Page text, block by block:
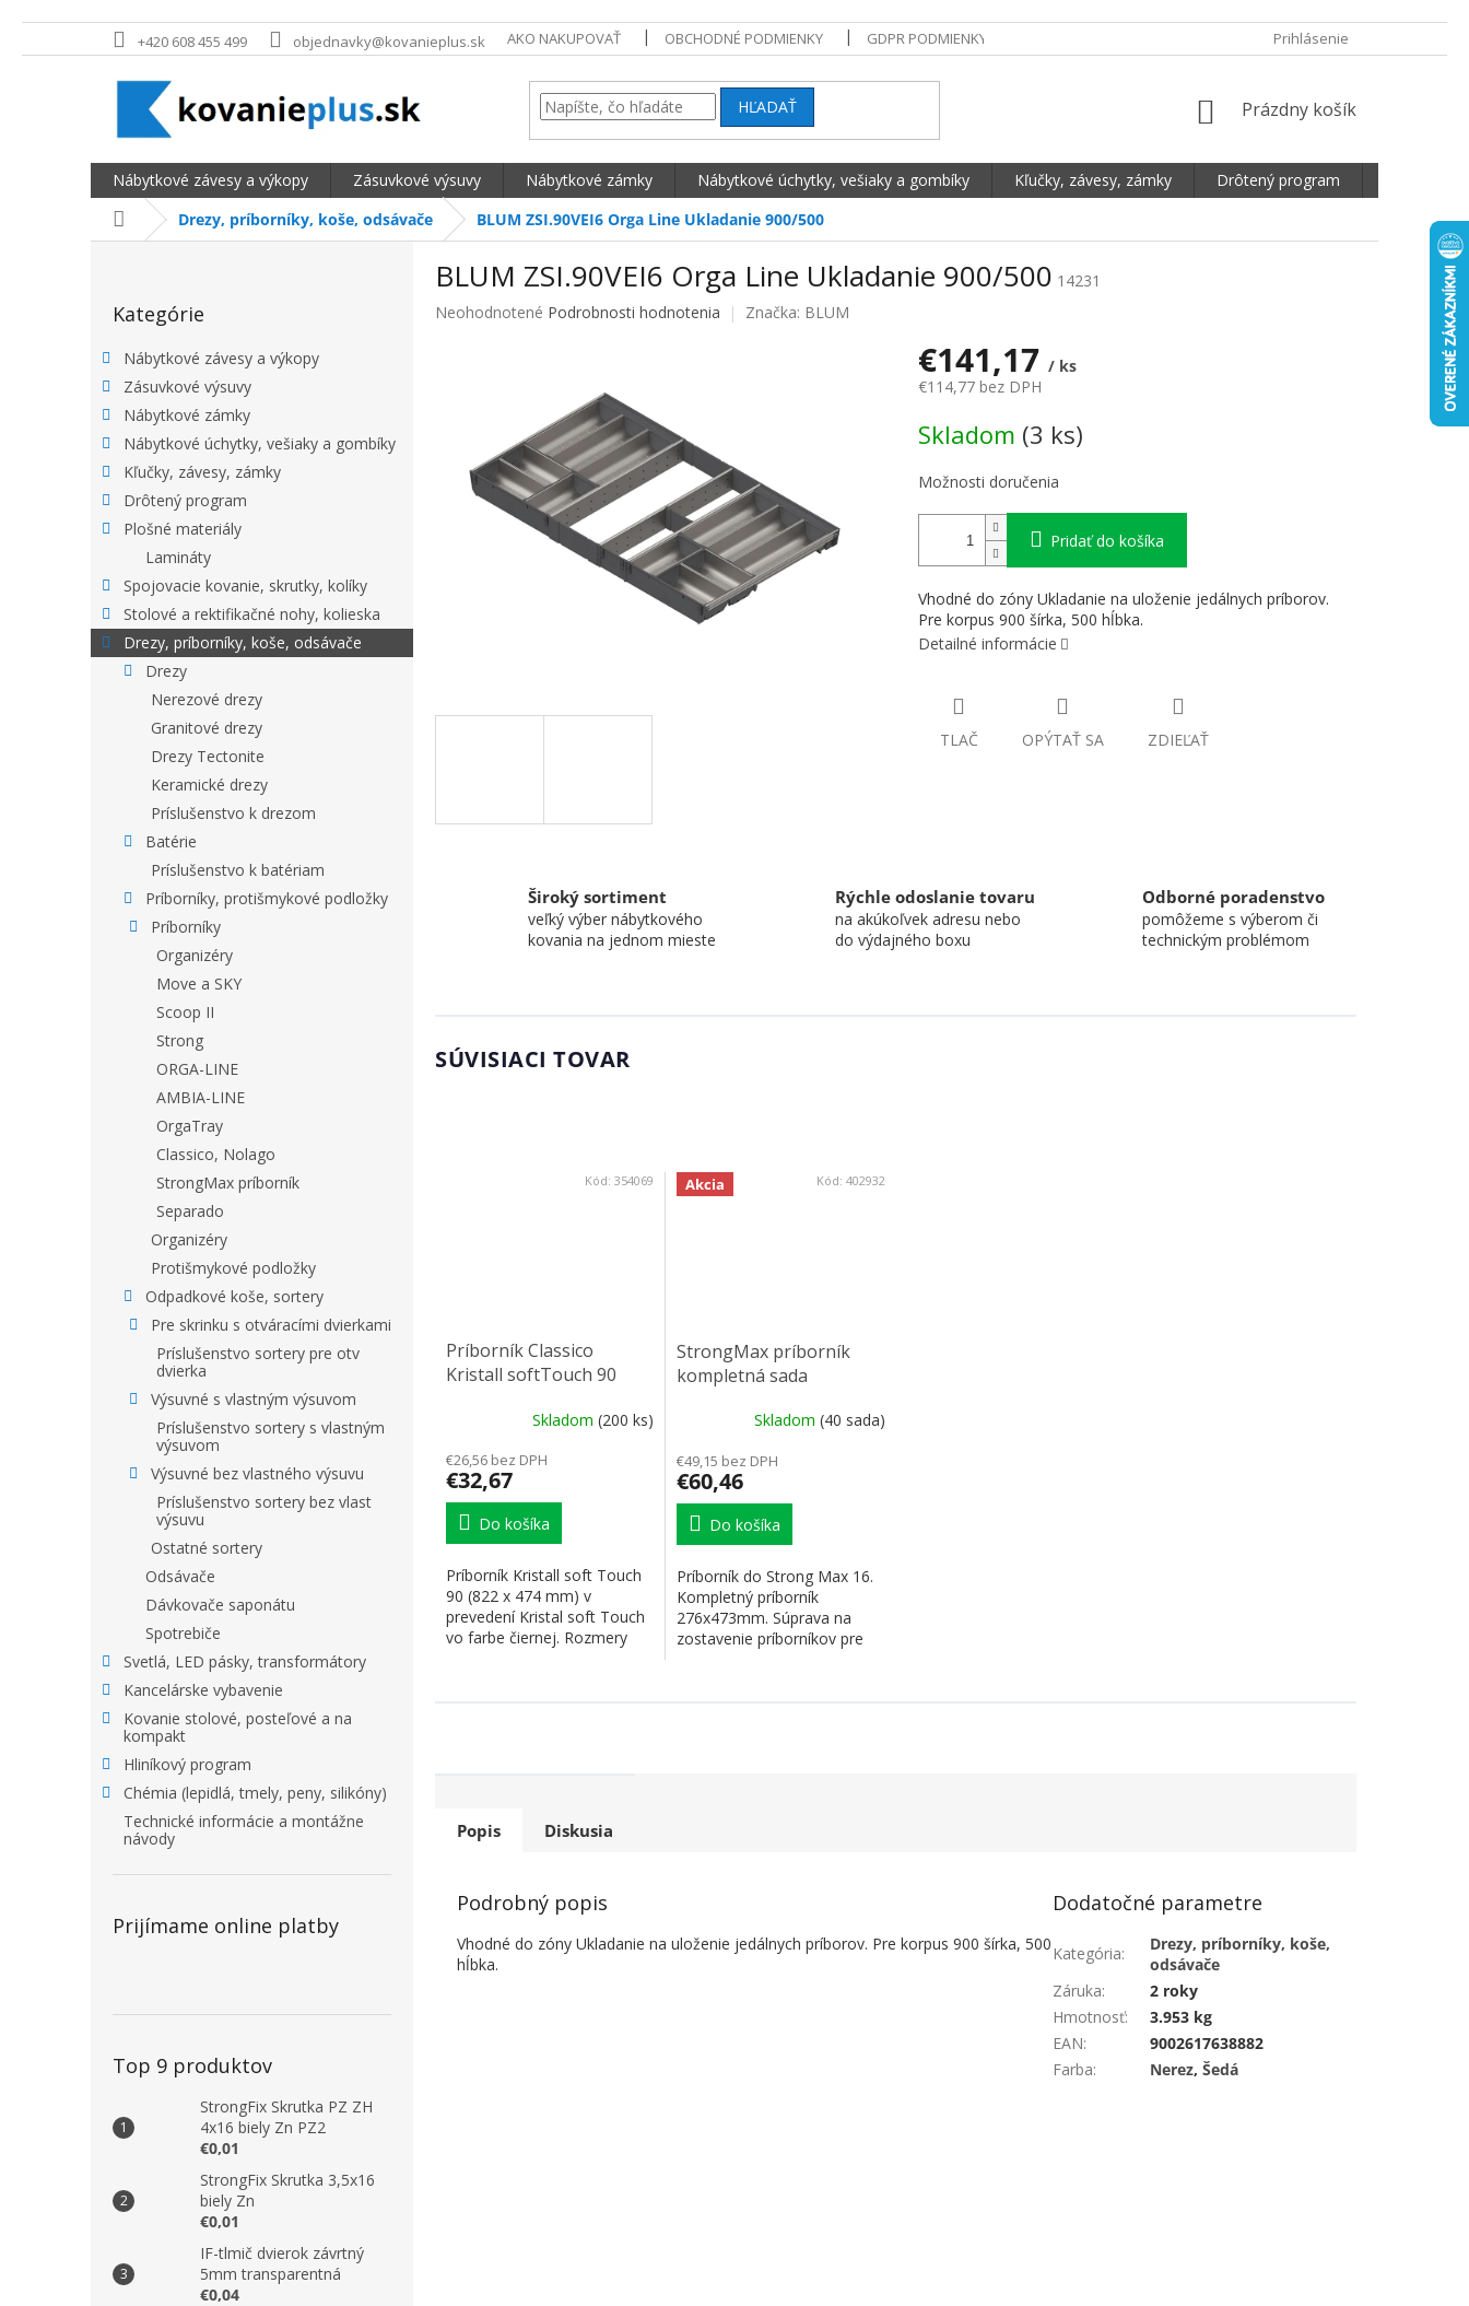
Prejsť na obsah +420 608 455 499 objednavky@kovanieplus.sk AKO NAKUPOVAŤ OBCHODNÉ PODMIENKY GDPR PODMIENKY OCHRANY OSOBNÝCH ÚDAJOV DOPRAVA A PLATBA
Prihlásenie
HĽADAŤ NÁKUPNÝ KOŠÍK
Prázdny košík
Nábytkové závesy a výkopy Zásuvkové výsuvy Nábytkové zámky Nábytkové úchytky, vešiaky a gombíky Kľučky, závesy, zámky Drôtený program
DomovDrezy, príborníky, koše, odsávače BLUM ZSI.90VEI6 Orga Line Ukladanie 900/500
BOČNÝ PANEL
Kategórie
Nábytkové závesy a výkopy
Zásuvkové výsuvy
Nábytkové zámky
Nábytkové úchytky, vešiaky a gombíky
Kľučky, závesy, zámky
Drôtený program
Plošné materiály
Lamináty
Spojovacie kovanie, skrutky, kolíky
Stolové a rektifikačné nohy, kolieska
Drezy, príborníky, koše, odsávače
Drezy
Nerezové drezy
Granitové drezy
Drezy Tectonite
Keramické drezy
Príslušenstvo k drezom
Batérie
Príslušenstvo k batériam
Príborníky, protišmykové podložky
Príborníky
Organizéry
Move a SKY
Scoop II
Strong
ORGA-LINE
AMBIA-LINE
OrgaTray
Classico, Nolago
StrongMax príborník
Separado
Organizéry
Protišmykové podložky
Odpadkové koše, sortery
Pre skrinku s otváracími dvierkami
Príslušenstvo sortery pre otv
dvierka
Výsuvné s vlastným výsuvom
Príslušenstvo sortery s vlastným
výsuvom
Výsuvné bez vlastného výsuvu
Príslušenstvo sortery bez vlast
výsuvu
Ostatné sortery
Odsávače
Dávkovače saponátu
Spotrebiče
Svetlá, LED pásky, transformátory
Kancelárske vybavenie
Kovanie stolové, posteľové a na
kompakt
Hliníkový program
Chémia (lepidlá, tmely, peny, silikóny)
Technické informácie a montážne
návody
Prijímame online platby
Top 9 produktov
StrongFix Skrutka PZ ZH
4x16 biely Zn PZ2
€0,01
StrongFix Skrutka 3,5x16
biely Zn
€0,01
IF-tlmič dvierok závrtný
5mm transparentná
€0,04
BLUM ZSI.90VEI6 Orga Line Ukladanie 900/500 14231
Priemerné hodnotenie produktu je 0,0 z 5 hviezdičiek.
Neohodnotené Podrobnosti hodnotenia Značka: BLUM
€141,17 / ks
€114,77 bez DPH
Skladom (3 ks)
Možnosti doručenia
Pridať do košíka
Vhodné do zóny Ukladanie na uloženie jedálnych príborov.
Pre korpus 900 šírka, 500 hĺbka.
Detailné informácie
TLAČ OPÝTAŤ SA ZDIEĽAŤ
Široký sortiment
veľký výber nábytkového
kovania na jednom mieste
Rýchle odoslanie tovaru
na akúkoľvek adresu nebo
do výdajného boxu
Odborné poradenstvo
pomôžeme s výberom či
technickým problémom
SÚVISIACI TOVAR
Príborník Classico
Kristall softTouch 90
Skladom (200 ks)
€26,56 bez DPH
€32,67
Do košíka
Príborník Kristall soft Touch
90 (822 x 474 mm) v
prevedení Kristal soft Touch
vo farbe čiernej. Rozmery
Kód: 354069 Akcia
StrongMax príborník
kompletná sada
vrátane misiek 3+3
Skladom (40 sada)
€49,15 bez DPH
€60,46
Do košíka
Príborník do Strong Max 16.
Kompletný príborník
276x473mm. Súprava na
zostavenie príborníkov pre
Kód: 402932
Popis Diskusia
Podrobný popis
Vhodné do zóny Ukladanie na uloženie jedálnych príborov. Pre korpus 900 šírka, 500
hĺbka.
Dodatočné parametre
Kategória:
Drezy, príborníky, koše,
odsávače
Záruka:
2 roky
Hmotnosť:
3.953 kg
EAN:
9002617638882
Farba: Nerez,Šedá